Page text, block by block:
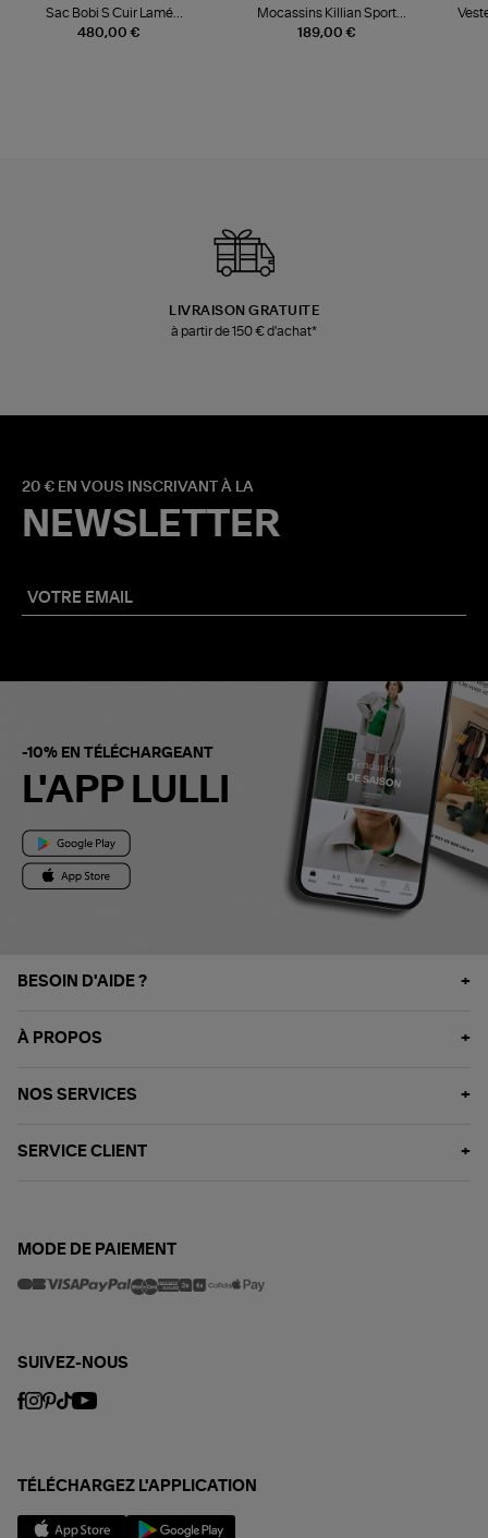
480,00 €
Sac Bobi S Cuir Lamé
Champagne
189,00 €
Mocassins Killian Sport
Mousse
LIVRAISON GRATUITE
à partir de 150 € d'achat*
20 € EN VOUS INSCRIVANT À LA
NEWSLETTER
-10% EN TÉLÉCHARGEANT
L'APP LULLI
BESOIN D'AIDE ?
À PROPOS
NOS SERVICES
SERVICE CLIENT
MODE DE PAIEMENT
SUIVEZ-NOUS
TÉLÉCHARGEZ L'APPLICATION